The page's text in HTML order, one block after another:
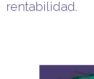
rentabilidad.